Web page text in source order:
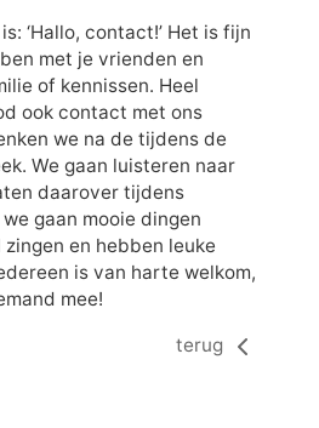
‘Hallo, contact!’ Het is fijn
met je vrienden en
of kennissen. Heel
ook contact met ons
we na de tijdens de
We gaan luisteren naar
daarover tijdens
gaan mooie dingen
en hebben leuke
is van harte welkom,
mee!
terug